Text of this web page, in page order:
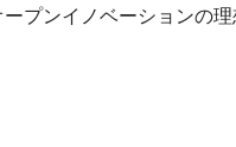
プンイノベーションの理